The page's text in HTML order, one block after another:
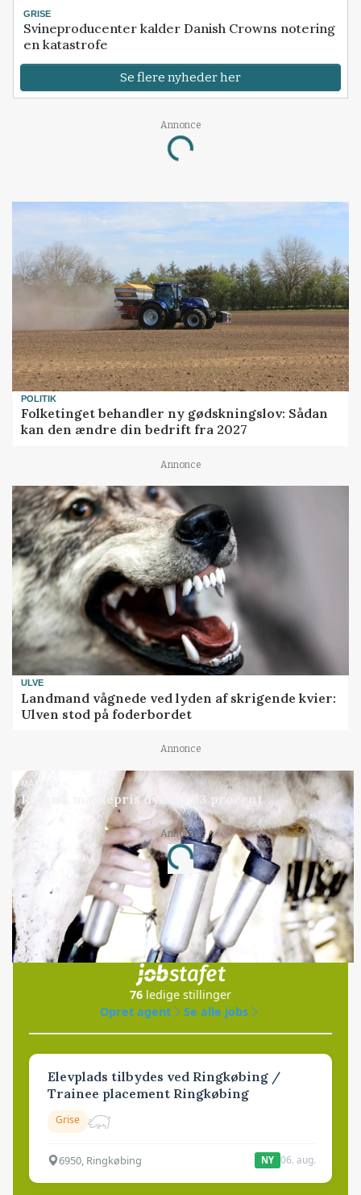
GRISE
Svineproducenter kalder Danish Crowns notering
en katastrofe
Se flere nyheder her
Annonce
Loading...
POLITIK
Folketinget behandler ny gødskningslov: Sådan
kan den ændre din bedrift fra 2027
Annonce
ULVE
Landmand vågnede ved lyden af skrigende kvier:
Ulven stod på foderbordet
Annonce
MARKED
Russisk mælkepris dykker 23 procent
Annonce
Loading...
Jobs
i samarbejde med
76 ledige stillinger
Opret agent
Se alle jobs
Elevplads tilbydes ved Ringkøbing /
Trainee placement Ringkøbing
Grise
6950, Ringkøbing NY 06. aug.